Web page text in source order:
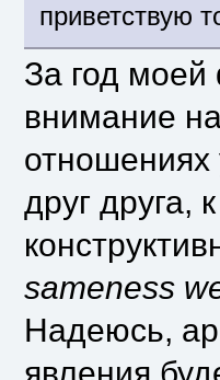
приветствую
За год
внимание
отношениях
друг друга,
sameness
Надеюсь,